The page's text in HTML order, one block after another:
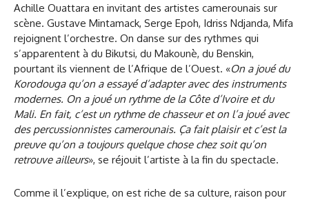
Achille Ouattara en invitant des artistes camerounais sur
scène. Gustave Mintamack, Serge Epoh, Idriss Ndjanda, Mifa
rejoignent l’orchestre. On danse sur des rythmes qui
s’apparentent à du Bikutsi, du Makounè, du Benskin,
pourtant ils viennent de l’Afrique de l’Ouest. «On a joué du
Korodouga qu’on a essayé d’adapter avec des instruments
modernes. On a joué un rythme de la Côte d’Ivoire et du
Mali. En fait, c’est un rythme de chasseur et on l’a joué avec
des percussionnistes camerounais. Ça fait plaisir et c’est la
preuve qu’on a toujours quelque chose chez soit qu’on
retrouve ailleurs», se réjouit l’artiste à la fin du spectacle.
Comme il l’explique, on est riche de sa culture, raison pour